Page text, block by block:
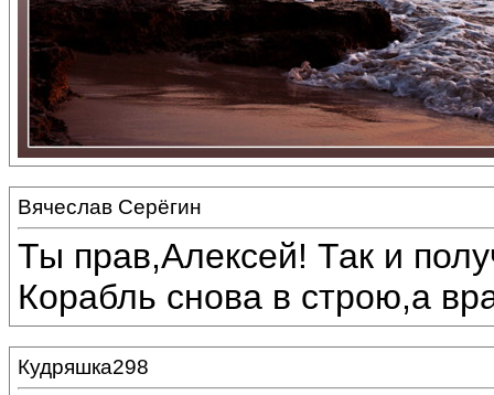
Вячеслав Серёгин
Ты прав,Алексей! Так и
Корабль снова в строю,а
Кудряшка298